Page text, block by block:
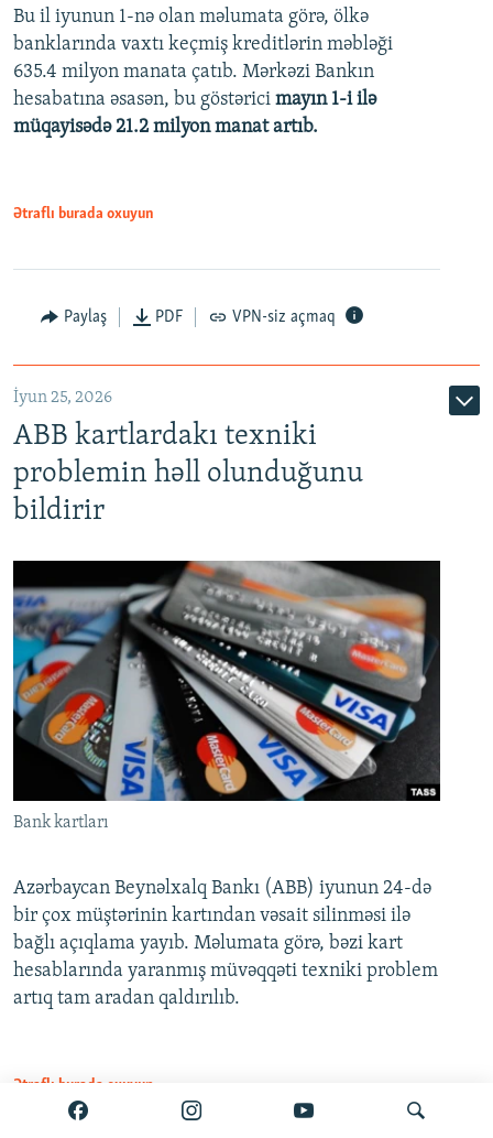
Auto 240p 360p 480p
720p 1080p
360p
480p
720p
Bu il iyunun 1-nə olan məlumata görə, ölkə
banklarında vaxtı keçmiş kreditlərin məbləği
635.4 milyon manata çatıb. Mərkəzi Bankın
hesabatına əsasən, bu göstərici mayın 1-i ilə
müqayisədə 21.2 milyon manat artıb.
Ətraflı burada oxuyun
Paylaş PDF VPN-siz açmaq
İyun 25, 2026
ABB kartlardakı texniki
problemin həll olunduğunu
bildirir
Bank kartları
Azərbaycan Beynəlxalq Bankı (ABB) iyunun 24-də
bir çox müştərinin kartından vəsait silinməsi ilə
bağlı açıqlama yayıb. Məlumata görə, bəzi kart
hesablarında yaranmış müvəqqəti texniki problem
artıq tam aradan qaldırılıb.
Ətraflı burada oxuyun